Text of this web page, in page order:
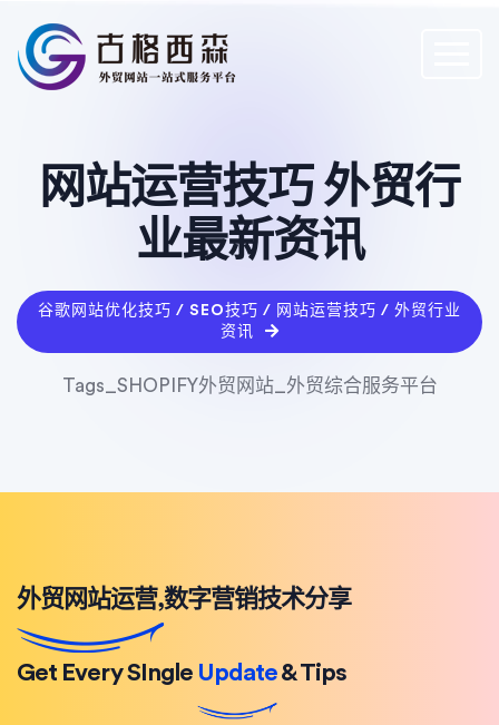
网站运营技巧 外贸行
业最新资讯
谷歌网站优化技巧 / SEO技巧 / 网站运营技巧 / 外贸行业
资讯
Tags_SHOPIFY外贸网站_外贸综合服务平台
外贸网站运营,数字营销技术分享
Get Every SIngle Update& Tips